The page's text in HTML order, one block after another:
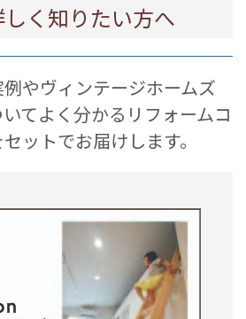
く知りたい方へ
やヴィンテージホームズ
てよく分かるリフォームコ
ットでお届けします。